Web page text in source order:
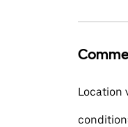
Location